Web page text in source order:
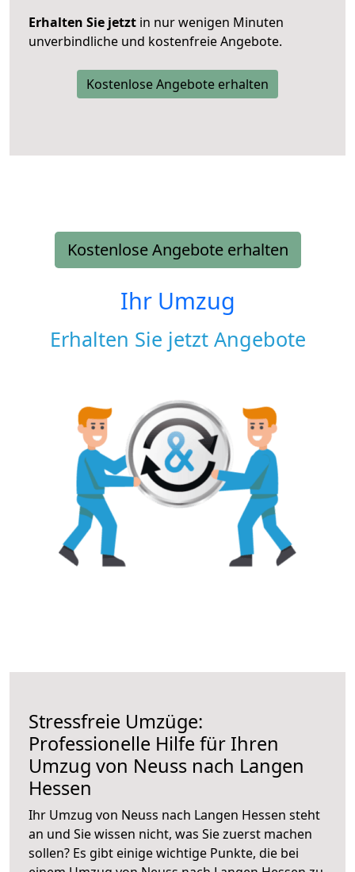
Erhalten Sie jetzt in nur wenigen Minuten
unverbindliche und kostenfreie Angebote.
Kostenlose Angebote erhalten
Kostenlose Angebote erhalten
Ihr Umzug
Erhalten Sie jetzt Angebote
Stressfreie Umzüge:
Professionelle Hilfe für Ihren
Umzug von Neuss nach Langen
Hessen
Ihr Umzug von Neuss nach Langen Hessen steht
an und Sie wissen nicht, was Sie zuerst machen
sollen? Es gibt einige wichtige Punkte, die bei